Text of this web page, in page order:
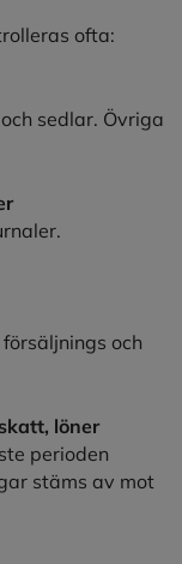
ofta:
sedlar. Övriga
och
löner
perioden
stäms av mot